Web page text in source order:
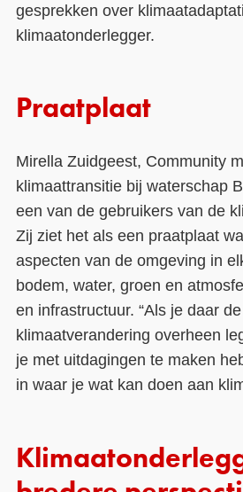
gesprekken over
klimaatonderlegger.
Praatplaat
Mirella Zuidgeest, Community
klimaattransitie bij waterschap
een van de gebruikers van de
Zij ziet het als een praatplaat
aspecten van de omgeving in
bodem, water, groen en
en infrastructuur. “Als je daar
klimaatverandering overheen
je met uitdagingen te maken
in waar je wat kan doen aan